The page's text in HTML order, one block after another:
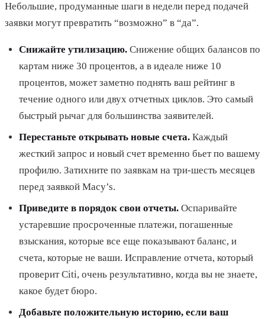
Небольшие, продуманные шаги в недели перед подачей
заявки могут превратить “возможно” в “да”.
Снижайте утилизацию. Снижение общих балансов по
картам ниже 30 процентов, а в идеале ниже 10
процентов, может заметно поднять ваш рейтинг в
течение одного или двух отчетных циклов. Это самый
быстрый рычаг для большинства заявителей.
Перестаньте открывать новые счета. Каждый
жесткий запрос и новый счет временно бьет по вашему
профилю. Затихните по заявкам на три-шесть месяцев
перед заявкой Macy’s.
Приведите в порядок свои отчеты. Оспаривайте
устаревшие просроченные платежи, погашенные
взыскания, которые все еще показывают баланс, и
счета, которые не ваши. Исправление отчета, который
проверит Citi, очень результативно, когда вы не знаете,
какое будет бюро.
Добавьте положительную историю, если ваш